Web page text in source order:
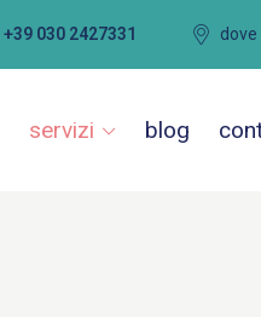
+39 030 2427331
servizi blog